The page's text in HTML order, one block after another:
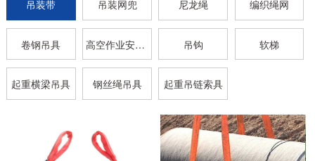
吊装带 吊装网兜 尼龙绳 编织绳网
卷钢吊具 高空作业安全带 吊钩 软梯
起重横梁吊具 钢丝绳吊具 起重吊链索具